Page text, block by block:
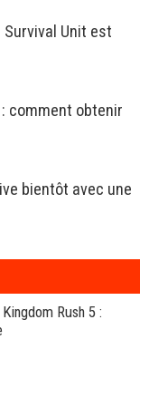
Unit est
comment obtenir
bientôt avec une
Rush 5 :